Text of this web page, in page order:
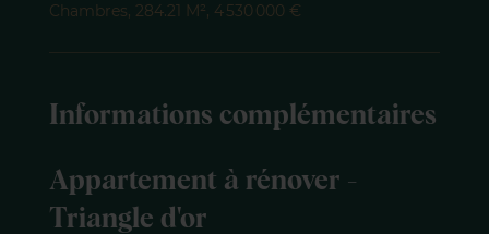
Chambres, 284.21 M², 4 530 000 €
Informations complémentaires
Appartement à rénover -
Triangle d'or